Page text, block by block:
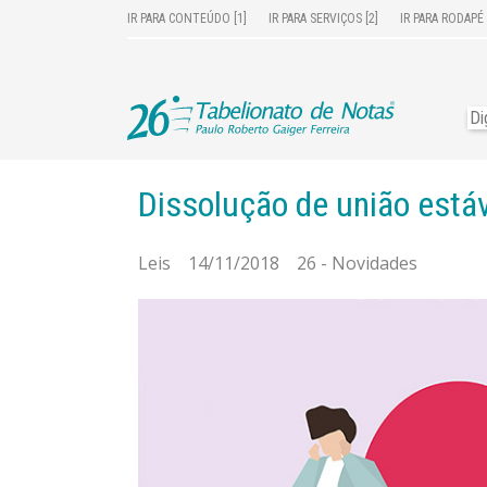
IR PARA CONTEÚDO [1] IR PARA SERVIÇOS [2] IR PARA
Dissolução de união
Leis 14/11/2018 26 - Novidades